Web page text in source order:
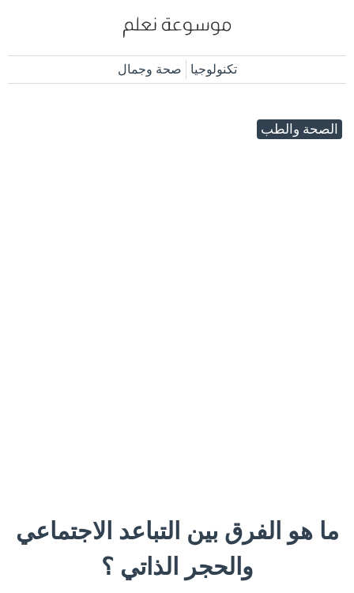
تكنولوجيا صحة وجمال
الصحة والطب
ما هو الفرق بين التباعد الاجتماعي
والحجر الذاتي ؟